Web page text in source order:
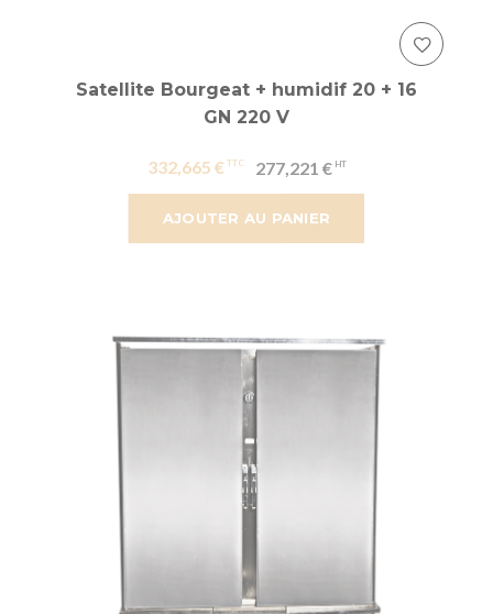
AJOUTER AU PANIER
Satellite Bourgeat + humidif 20 + 16
GN 220 V
332,665 € 277,221 €